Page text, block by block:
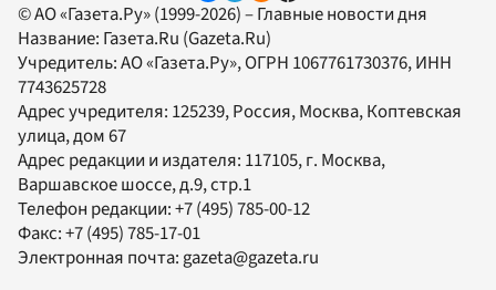
© АО «Газета.Ру» (1999-2026) – Главные новости дня
Название: Газета.Ru (Gazeta.Ru)
Учредитель:АО «Газета.Ру», ОГРН 1067761730376, ИНН
7743625728
Адрес учредителя: 125239, Россия, Москва, Коптевская
улица, дом 67
Адрес редакции и издателя: 117105, г. Москва,
Варшавское шоссе, д.9, стр.1
Телефон редакции:+7 (495) 785-00-12
Факс:+7 (495) 785-17-01
Электронная почта:gazeta@gazeta.ru